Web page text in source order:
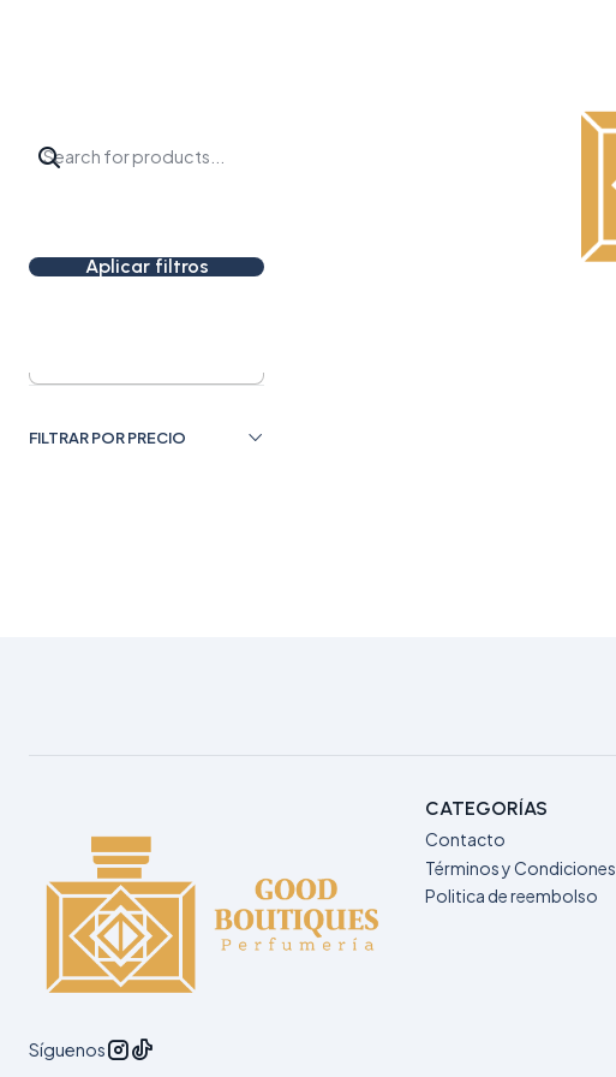
Aplicar filtros
FILTRAR POR PRECIO
Síguenos
CATEGORÍAS
Contacto
Términos y Condiciones
Politica de reembolso